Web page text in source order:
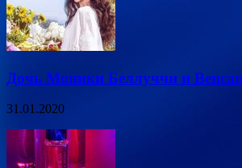
Дочь Моники Беллуччи и
31.01.2020